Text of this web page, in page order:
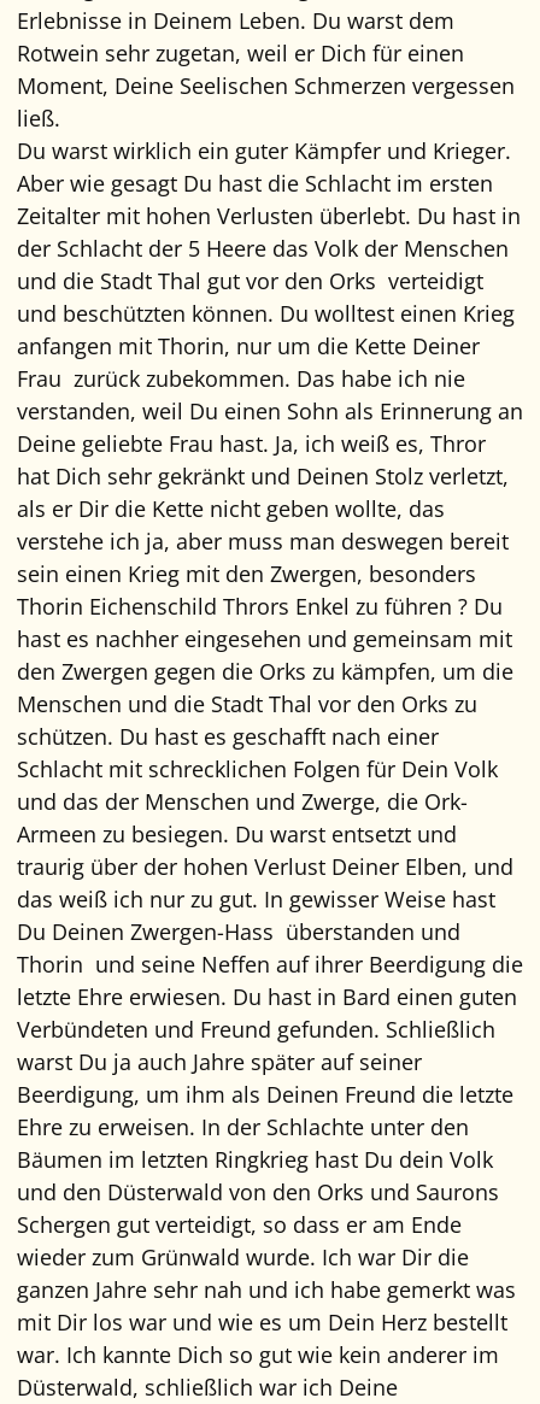
Erlebnisse in Deinem Leben. Du warst dem
Rotwein sehr zugetan, weil er Dich für einen
Moment, Deine Seelischen Schmerzen vergessen
ließ.
Du warst wirklich ein guter Kämpfer und Krieger.
Aber wie gesagt Du hast die Schlacht im ersten
Zeitalter mit hohen Verlusten überlebt. Du hast in
der Schlacht der 5 Heere das Volk der Menschen
und die Stadt Thal gut vor den Orks verteidigt
und beschützten können. Du wolltest einen Krieg
anfangen mit Thorin, nur um die Kette Deiner
Frau zurück zubekommen. Das habe ich nie
verstanden, weil Du einen Sohn als Erinnerung an
Deine geliebte Frau hast. Ja, ich weiß es, Thror
hat Dich sehr gekränkt und Deinen Stolz verletzt,
als er Dir die Kette nicht geben wollte, das
verstehe ich ja, aber muss man deswegen bereit
sein einen Krieg mit den Zwergen, besonders
Thorin Eichenschild Thrors Enkel zu führen ? Du
hast es nachher eingesehen und gemeinsam mit
den Zwergen gegen die Orks zu kämpfen, um die
Menschen und die Stadt Thal vor den Orks zu
schützen. Du hast es geschafft nach einer
Schlacht mit schrecklichen Folgen für Dein Volk
und das der Menschen und Zwerge, die Ork-
Armeen zu besiegen. Du warst entsetzt und
traurig über der hohen Verlust Deiner Elben, und
das weiß ich nur zu gut. In gewisser Weise hast
Du Deinen Zwergen-Hass überstanden und
Thorin und seine Neffen auf ihrer Beerdigung die
letzte Ehre erwiesen. Du hast in Bard einen guten
Verbündeten und Freund gefunden. Schließlich
warst Du ja auch Jahre später auf seiner
Beerdigung, um ihm als Deinen Freund die letzte
Ehre zu erweisen. In der Schlachte unter den
Bäumen im letzten Ringkrieg hast Du dein Volk
und den Düsterwald von den Orks und Saurons
Schergen gut verteidigt, so dass er am Ende
wieder zum Grünwald wurde. Ich war Dir die
ganzen Jahre sehr nah und ich habe gemerkt was
mit Dir los war und wie es um Dein Herz bestellt
war. Ich kannte Dich so gut wie kein anderer im
Düsterwald, schließlich war ich Deine